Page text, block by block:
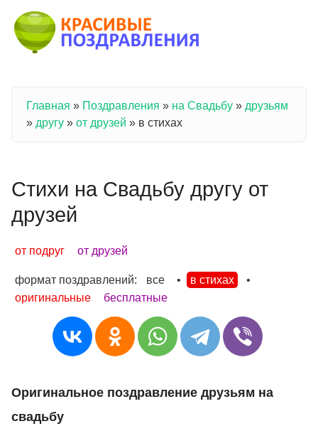
Вы здесь
Главная » Поздравления » на Свадьбу » друзьям
» другу » от друзей » в стихах
Стихи на Свадьбу другу от
друзей
от подруг от друзей
формат поздравлений: все • в стихах
•
оригинальные
бесплатные
Оригинальное поздравление друзьям на
свадьбу